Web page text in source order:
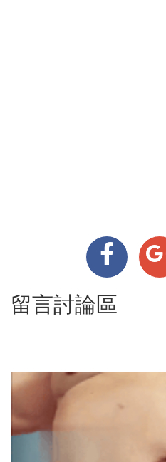
留言討論區